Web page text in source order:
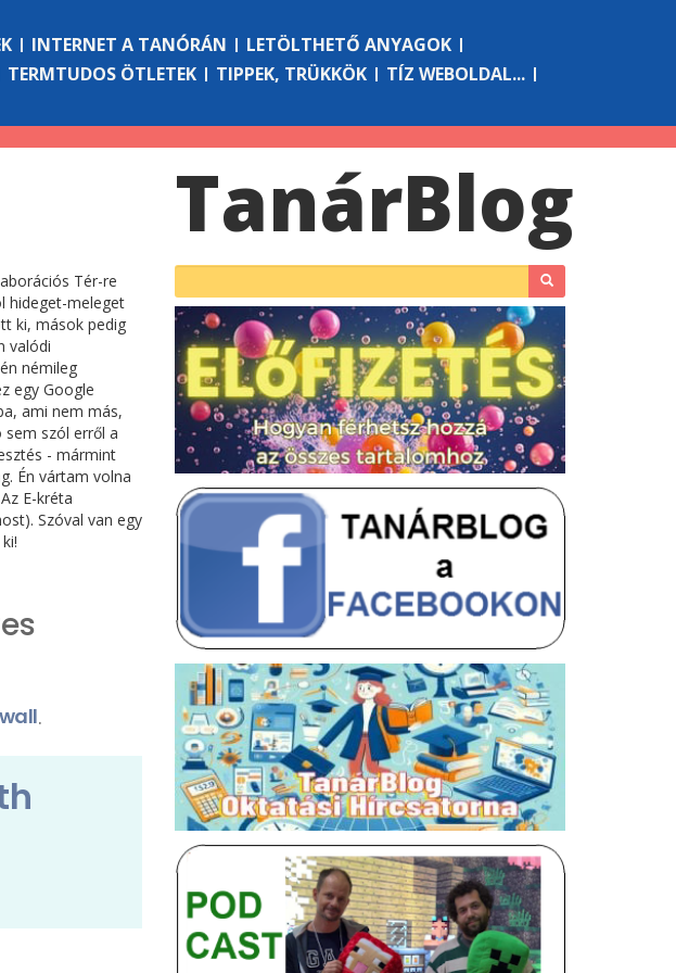
INTERNET A TANÓRÁN
LETÖLTHETŐ ANYAGOK
TERMTUDOS ÖTLETEK TIPPEK, TRÜKKÖK
TÍZ WEBOLDAL...
Tér-re
hideget-meleget
ki, mások pedig
valódi
némileg
egy Google
ami nem más,
szól erről a
- mármint
Én vártam volna
E-kréta
Szóval van egy
TanárBlog